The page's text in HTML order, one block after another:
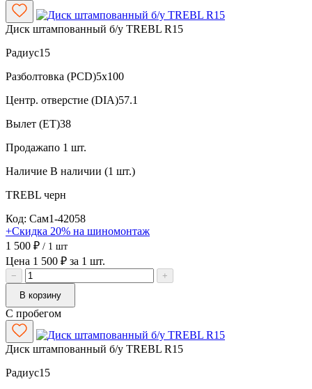
Диск штампованный б/у TREBL R15
Радиус15
Разболтовка (PCD)5x100
Центр. отверстие (DIA)57.1
Вылет (ET)38
Продажапо 1 шт.
Наличие В наличии (1 шт.)
TREBL черн
Код: Сам1-42058
+Скидка 20% на шиномонтаж
1 500 ₽ / 1 шт
Цена 1 500 ₽ за 1 шт.
−
+
В корзину
С пробегом
Диск штампованный б/у TREBL R15
Радиус15